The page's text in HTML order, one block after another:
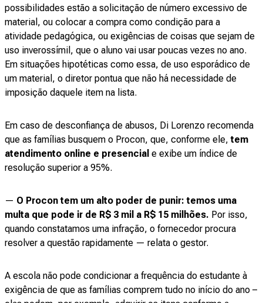
possibilidades estão a solicitação de número excessivo de
material, ou colocar a compra como condição para a
atividade pedagógica, ou exigências de coisas que sejam de
uso inverossímil, que o aluno vai usar poucas vezes no ano.
Em situações hipotéticas como essa, de uso esporádico de
um material, o diretor pontua que não há necessidade de
imposição daquele item na lista.
Em caso de desconfiança de abusos, Di Lorenzo recomenda
que as famílias busquem o Procon, que, conforme ele,tem
atendimento online e presencial e exibe um índice de
resolução superior a 95%.
— O Procon tem um alto poder de punir: temos uma
multa que pode ir de R$ 3 mil a R$ 15 milhões. Por isso,
quando constatamos uma infração, o fornecedor procura
resolver a questão rapidamente — relata o gestor.
A escola não pode condicionar a frequência do estudante à
exigência de que as famílias comprem tudo no início do ano –